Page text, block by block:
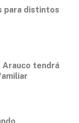
para distintos
Arauco tendrá